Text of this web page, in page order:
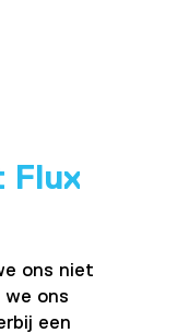
Flux
ons niet
ons
een